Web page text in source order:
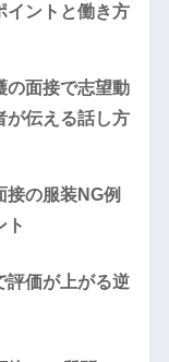
イントと働き方
の面接で志望動
が伝える話し方
接の服装NG例
ト
評価が上がる逆